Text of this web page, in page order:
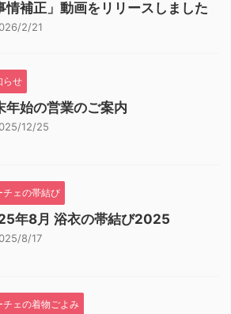
情補正」動画をリリースしました
2/21
らせ
年始の営業のご案内
12/25
チェの帯結び
年8月 浴衣の帯結び2025
8/17
チェの着物ごよみ